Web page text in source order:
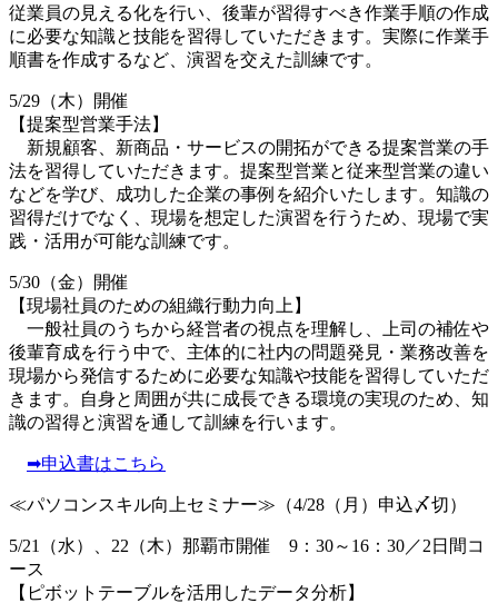
従業員の見える化を行い、後輩が習得すべき作業手順の作成
に必要な知識と技能を習得していただきます。実際に作業手
順書を作成するなど、演習を交えた訓練です。
5/29（木）開催
【提案型営業手法】
新規顧客、新商品・サービスの開拓ができる提案営業の手
法を習得していただきます。提案型営業と従来型営業の違い
などを学び、成功した企業の事例を紹介いたします。知識の
習得だけでなく、現場を想定した演習を行うため、現場で実
践・活用が可能な訓練です。
5/30（金）開催
【現場社員のための組織行動力向上】
一般社員のうちから経営者の視点を理解し、上司の補佐や
後輩育成を行う中で、主体的に社内の問題発見・業務改善を
現場から発信するために必要な知識や技能を習得していただ
きます。自身と周囲が共に成長できる環境の実現のため、知
識の習得と演習を通して訓練を行います。
➡申込書はこちら
≪パソコンスキル向上セミナー≫（4/28（月）申込〆切）
5/21（水）、22（木）那覇市開催 9：30～16：30／2日間コ
ース
【ピボットテーブルを活用したデータ分析】